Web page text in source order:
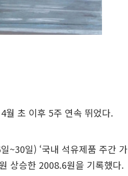
월 초 이후 5주 연속 뛰었다.
~30일) ‘국내 석유제품 주간 가
상승한 2008.6원을 기록했다.